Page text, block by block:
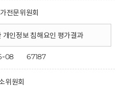
전문위원회
개인정보 침해요인 평가결과
08 67187
위원회